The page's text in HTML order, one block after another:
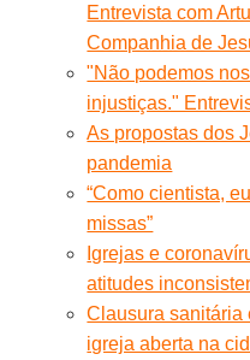
Entrevista com
Companhia de
"Não podemos
injustiças."
As propostas dos
pandemia
“Como cientista,
missas”
Igrejas e
atitudes
Clausura sanitária
igreja aberta na